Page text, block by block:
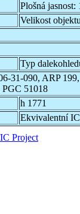
Plošná jasnost:
Velikost
Typ
31-090, ARP
51018
h 1771
Ekvivalentní
Project